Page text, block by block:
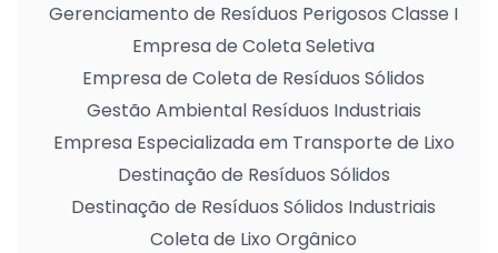
Gerenciamento de Resíduos Perigosos Classe I
Empresa de Coleta Seletiva
Empresa de Coleta de Resíduos Sólidos
Gestão Ambiental Resíduos Industriais
Empresa Especializada em Transporte de Lixo
Destinação de Resíduos Sólidos
Destinação de Resíduos Sólidos Industriais
Coleta de Lixo Orgânico